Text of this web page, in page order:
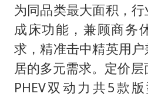
为同品类最大面积，
成床功能，兼顾商务
求，精准击中精英用
居的多元需求。定价层
PHEV双动力共5款